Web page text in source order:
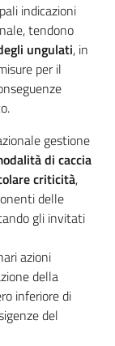
indicazioni
tendono
ungulati, in
per il
gestione
di caccia
criticità,
delle
gli invitati
azioni
della
inferiore di
del